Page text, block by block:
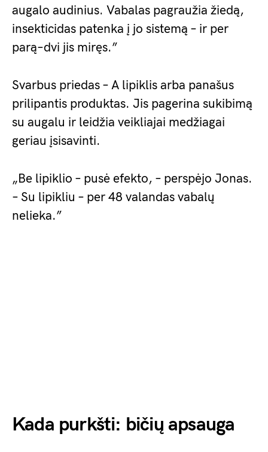
augalo audinius. Vabalas pagraužia žiedą,
insekticidas patenka į jo sistemą – ir per
parą–dvi jis miręs.”
Svarbus priedas – A lipiklis arba panašus
prilipantis produktas. Jis pagerina sukibimą
su augalu ir leidžia veikliajai medžiagai
geriau įsisavinti.
„Be lipiklio – pusė efekto, – perspėjo Jonas.
– Su lipikliu – per 48 valandas vabalų
nelieka.”
Kada purkšti: bičių apsauga